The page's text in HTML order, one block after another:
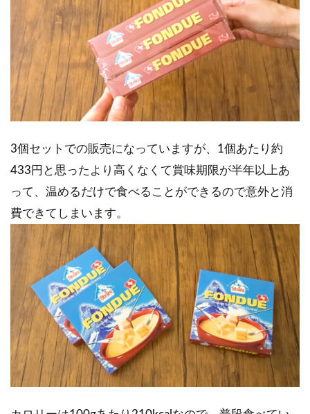
3個セットでの販売になっていますが、1個あたり約
433円と思ったより高くなくて賞味期限が半年以上あ
って、温めるだけで食べることができるので意外と消
費できてしまいます。